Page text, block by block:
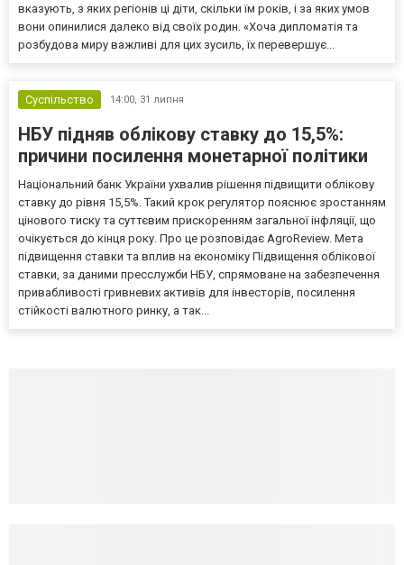
вказують, з яких регіонів ці діти, скільки їм років, і за яких умов
вони опинилися далеко від своїх родин. «Хоча дипломатія та
розбудова миру важливі для цих зусиль, їх перевершує...
Суспільство 14:00, 31 липня
НБУ підняв облікову ставку до 15,5%:
причини посилення монетарної політики
Національний банк України ухвалив рішення підвищити облікову
ставку до рівня 15,5%. Такий крок регулятор пояснює зростанням
цінового тиску та суттєвим прискоренням загальної інфляції, що
очікується до кінця року. Про це розповідає AgroReview. Мета
підвищення ставки та вплив на економіку Підвищення облікової
ставки, за даними пресслужби НБУ, спрямоване на забезпечення
привабливості гривневих активів для інвесторів, посилення
стійкості валютного ринку, а так...